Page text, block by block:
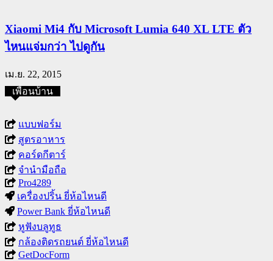
Xiaomi Mi4 กับ Microsoft Lumia 640 XL LTE ตัว
ไหนแจ่มกว่า ไปดูกัน
เม.ย. 22, 2015
เพื่อนบ้าน
แบบฟอร์ม
สูตรอาหาร
คอร์ดกีตาร์
จำนำมือถือ
Pro4289
เครื่องปริ้น ยี่ห้อไหนดี
Power Bank ยี่ห้อไหนดี
หูฟังบลูทูธ
กล้องติดรถยนต์ ยี่ห้อไหนดี
GetDocForm